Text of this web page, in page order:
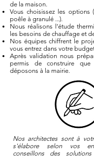
de la maison.
Vous choisissez les options
poêle à granulé ...).
Nous réalisons
l’étude
les besoins de chauffage et
Nos équipes chiffrent le
vous entrez dans votre
Après validation nous
permis de construire
déposons à la mairie.
Nos architectes sont à
s'élabore selon vos
conseillons des